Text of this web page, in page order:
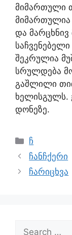
მიმართული
და
შეკრულია
სრულდება
გაშლილი
ხელისგულს.
დონეზე.
ჩ
ჩანჩქერი
ჩარიცხვა